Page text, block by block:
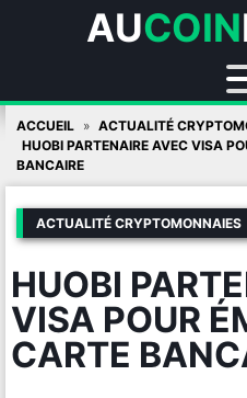
AUCOIN
Skip
content
ACCUEIL
ACTUALITÉ
HUOBI PARTENAIRE AVEC VISA
BANCAIRE
ACTUALITÉ CRYPTOMONNAIES
HUOBI
VISA POUR
CARTE